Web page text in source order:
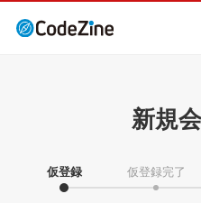
新規
仮登録 仮登録完了